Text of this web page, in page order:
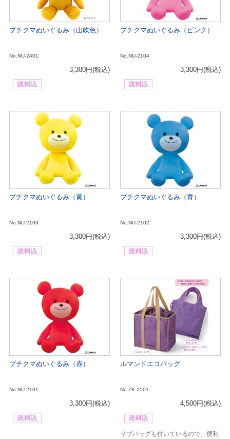
プチクマぬいぐるみ（山吹色）
No.NU-2401
3,300円(税込)
プチクマぬいぐるみ（ピンク）
No.NU-2104
3,300円(税込)
プチクマぬいぐるみ（黄）
No.NU-2103
3,300円(税込)
プチクマぬいぐるみ（青）
No.NU-2102
3,300円(税込)
プチクマぬいぐるみ（赤）
No.NU-2101
3,300円(税込)
ルマンドエコバッグ
No.ZK-2501
4,500円(税込)
サブバッグも付いているので、便利